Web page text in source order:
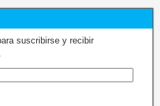
suscribirse y recibir